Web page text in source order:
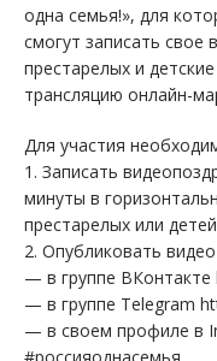
одна семья!», для
смогут записать свое
престарелых и
трансляцию онлайн-
Для участия
1. Записать
минуты в
престарелых или
2. Опубликовать
— в группе ВКонтакте
— в группе Telegram
— в своем профиле в
#россияоднасемья.